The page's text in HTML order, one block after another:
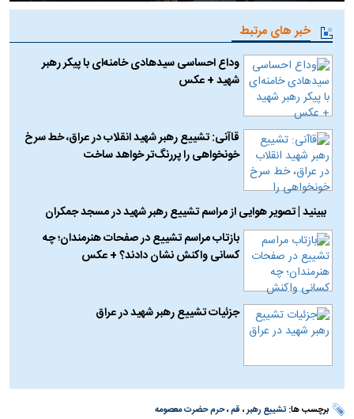
خبر های مرتبط
وداع احساسی سیدهادی خامنه‌ای با پیکر رهبر
شهید + عکس
قاآنی: تشییع رهبر شهید انقلاب در عراق، خط سرخ
خونخواهی را پررنگ‌تر خواهد ساخت
ببینید | تصویر هوایی از مراسم تشییع رهبر شهید در مسجد جمکران
بازتاب مراسم تشییع در صفحات هنرمندان؛ چه
کسانی واکنش نشان دادند؟ + عکس
جزئیات تشییع رهبر شهید در عراق
برچسب ها:تشییع رهبر، قم،حرم حضرت معصومه